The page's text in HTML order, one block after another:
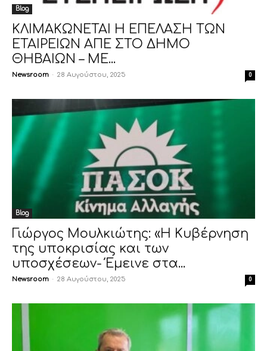
Blog
ΚΛΙΜΑΚΩΝΕΤΑΙ Η ΕΠΕΛΑΣΗ ΤΩΝ
ΕΤΑΙΡΕΙΩΝ ΑΠΕ ΣΤΟ ΔΗΜΟ
ΘΗΒΑΙΩΝ – ME...
Newsroom - 28 Αυγούστου, 2025 0
Blog
Γιώργος Μουλκιώτης: «Η Κυβέρνηση
της υποκρισίας και των
υποσχέσεων- Έμεινε στα...
Newsroom - 28 Αυγούστου, 2025 0